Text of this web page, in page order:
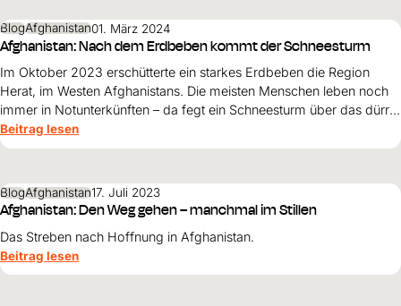
BlogAfghanistan01. März 2024
Afghanistan: Nach dem Erdbeben kommt der Schneesturm
Im Oktober 2023 erschütterte ein starkes Erdbeben die Region
Herat, im Westen Afghanistans. Die meisten Menschen leben noch
immer in Notunterkünften – da fegt ein Schneesturm über das dürre
Land.
Beitrag lesen
BlogAfghanistan17. Juli 2023
Afghanistan: Den Weg gehen – manchmal im Stillen
Das Streben nach Hoffnung in Afghanistan.
Beitrag lesen